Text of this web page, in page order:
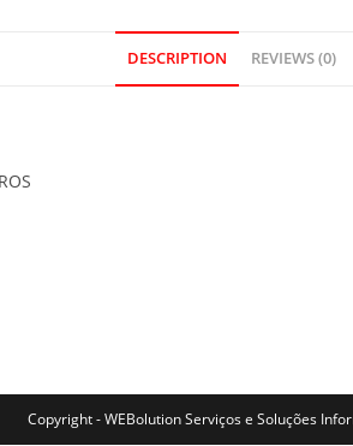
DESCRIPTION REVIEWS (0)
Copyright - WEBolution Serviços e Soluções